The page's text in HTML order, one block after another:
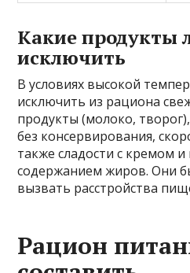
Какие продукты
исключить
В условиях высокой
исключить из рациона
продукты (молоко,
без консервирования,
также сладости с кремом
содержанием жиров. Они
вызвать расстройства
Рацион